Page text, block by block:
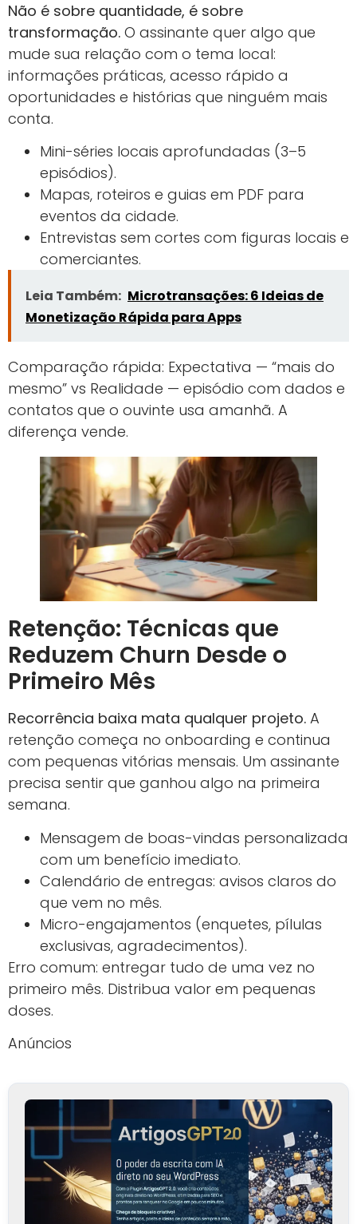
Não é sobre quantidade, é sobre
transformação. O assinante quer algo que
mude sua relação com o tema local:
informações práticas, acesso rápido a
oportunidades e histórias que ninguém mais
conta.
Mini-séries locais aprofundadas (3–5
episódios).
Mapas, roteiros e guias em PDF para
eventos da cidade.
Entrevistas sem cortes com figuras locais e
comerciantes.
Leia Também: Microtransações: 6 Ideias de
Monetização Rápida para Apps
Comparação rápida: Expectativa — “mais do
mesmo” vs Realidade — episódio com dados e
contatos que o ouvinte usa amanhã. A
diferença vende.
Retenção: Técnicas que
Reduzem Churn Desde o
Primeiro Mês
Recorrência baixa mata qualquer projeto. A
retenção começa no onboarding e continua
com pequenas vitórias mensais. Um assinante
precisa sentir que ganhou algo na primeira
semana.
Mensagem de boas-vindas personalizada
com um benefício imediato.
Calendário de entregas: avisos claros do
que vem no mês.
Micro-engajamentos (enquetes, pílulas
exclusivas, agradecimentos).
Erro comum: entregar tudo de uma vez no
primeiro mês. Distribua valor em pequenas
doses.
Anúncios